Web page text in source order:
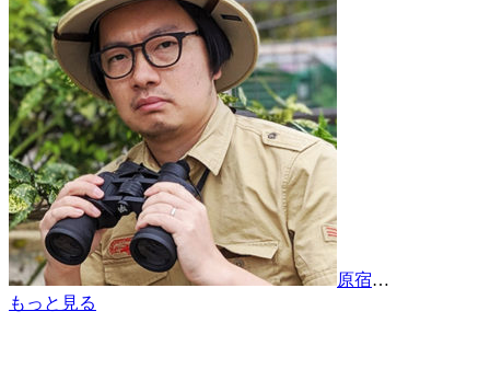
原宿…
もっと見る